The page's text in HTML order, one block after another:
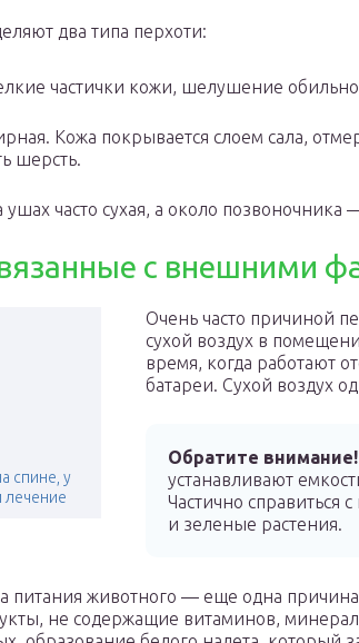
два типа перхоти:
частички кожи, шелушение
Кожа покрывается слоем сала,
шерсть.
ушах часто сухая, а около позвоночника
с внешними
спине, у
лечение
Очень часто причиной
сухой воздух в
время, когда работают
батареи. Сухой воздух
Обратите внимание!
устанавливают
Частично справиться
и зеленые растения.
питания животного — еще одна причина
не содержащие витаминов,